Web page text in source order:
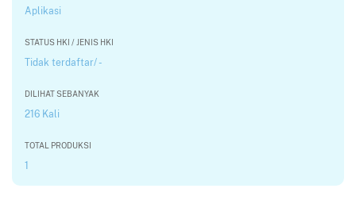
Aplikasi
STATUS HKI / JENIS HKI
Tidak terdaftar/ -
DILIHAT SEBANYAK
216 Kali
TOTAL PRODUKSI
1